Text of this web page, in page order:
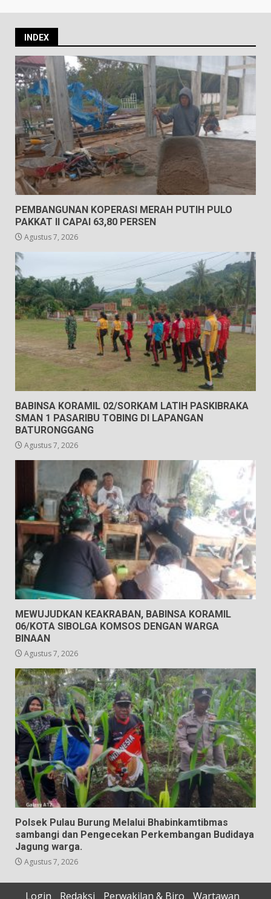
INDEX
PEMBANGUNAN KOPERASI MERAH PUTIH PULO
PAKKAT II CAPAI 63,80 PERSEN
Agustus 7, 2026
BABINSA KORAMIL 02/SORKAM LATIH PASKIBRAKA
SMAN 1 PASARIBU TOBING DI LAPANGAN
BATURONGGANG
Agustus 7, 2026
MEWUJUDKAN KEAKRABAN, BABINSA KORAMIL
06/KOTA SIBOLGA KOMSOS DENGAN WARGA
BINAAN
Agustus 7, 2026
Polsek Pulau Burung Melalui Bhabinkamtibmas
sambangi dan Pengecekan Perkembangan Budidaya
Jagung warga.
Agustus 7, 2026
Login Redaksi Perwakilan & Biro Wartawan